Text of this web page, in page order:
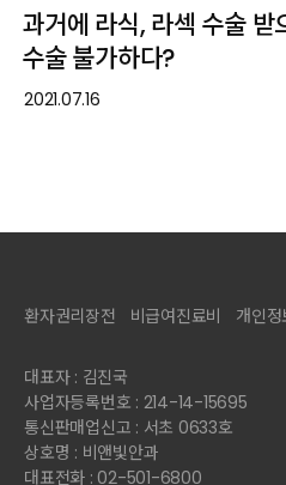
과거에 라식, 라섹 수술
수술 불가하다?
2021.07.16
환자권리장전 비급여진료비 개인
대표자 : 김진국
사업자등록번호 : 214-14-15695
통신판매업신고 : 서초 0633호
상호명 : 비앤빛안과
대표전화 : 02-501-6800